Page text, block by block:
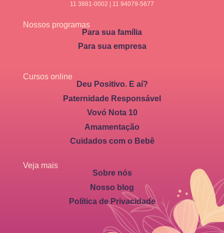
11 3881-0002 | 11 94079-5677
Nossos programas
Para sua família
Para sua empresa
Cursos online
Deu Positivo. E aí?
Paternidade Responsável
Vovó Nota 10
Amamentação
Cuidados com o Bebê
Veja mais
Sobre nós
Nosso blog
Política de Privacidade